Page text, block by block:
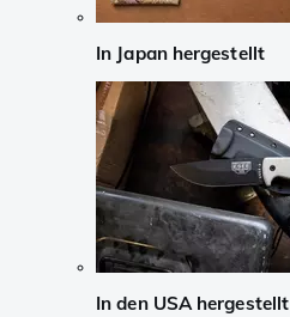
In Japan hergestellt
In den USA hergestellt